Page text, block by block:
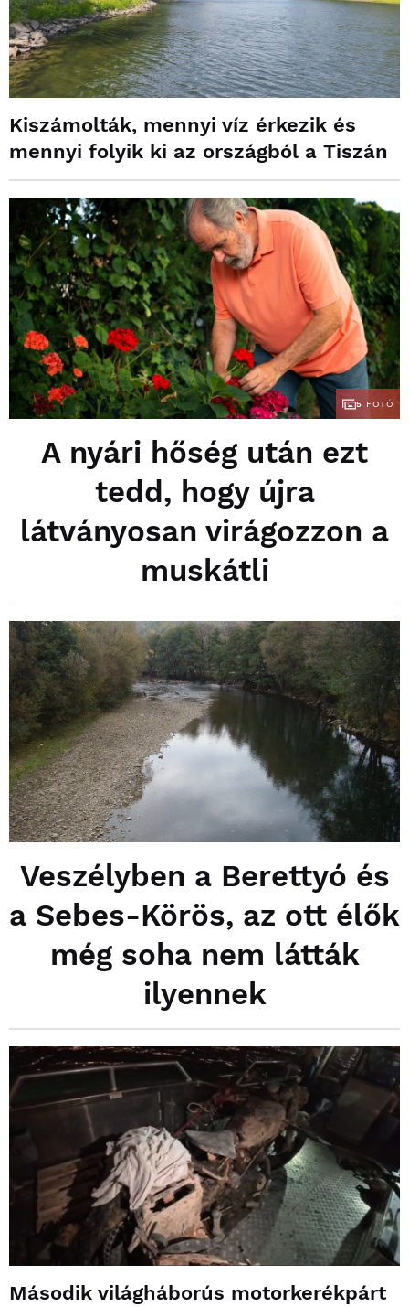
Kiszámolták, mennyi víz érkezik és
mennyi folyik ki az országból a Tiszán
5 FOTÓ
A nyári hőség után ezt
tedd, hogy újra
látványosan virágozzon a
muskátli
Veszélyben a Berettyó és
a Sebes-Körös, az ott élők
még soha nem látták
ilyennek
Második világháborús motorkerékpárt